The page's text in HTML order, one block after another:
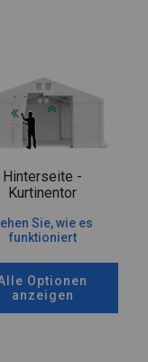
Hinterseite -
Kurtinentor
Sie, wie es
funktioniert
Optionen
anzeigen